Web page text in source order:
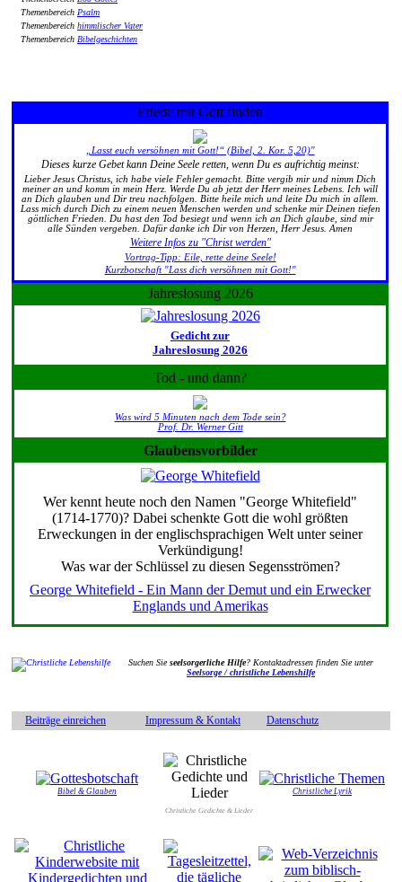
Themenbereich Psalm
Themenbereich himmlischer Vater
Themenbereich Bibelgeschichten
Friede mit Gott finden
„Lasst euch versöhnen mit Gott!“ (Bibel, 2. Kor. 5,20)"
Dieses kurze Gebet kann Deine Seele retten, wenn Du es aufrichtig meinst:
Lieber Jesus Christus, ich habe viele Fehler gemacht. Bitte vergib mir und nimm Dich
meiner an und komm in mein Herz. Werde Du ab jetzt der Herr meines Lebens. Ich will
an Dich glauben und Dir treu nachfolgen. Bitte heile mich und leite Du mich in allem.
Lass mich durch Dich zu einem neuen Menschen werden und schenke mir Deinen tiefen
göttlichen Frieden. Du hast den Tod besiegt und wenn ich an Dich glaube, sind mir
alle Sünden vergeben. Dafür danke ich Dir von Herzen, Herr Jesus. Amen
Weitere Infos zu "Christ werden"
Vortrag-Tipp: Eile, rette deine Seele!
Kurzbotschaft "Lass dich versöhnen mit Gott!"
Jahreslosung 2026
Gedicht zur
Jahreslosung 2026
Tod - und dann?
Was wird 5 Minuten nach dem Tode sein?
Prof. Dr. Werner Gitt
Glaubensvorbilder
Wer kennt heute noch den Namen "George Whitefield"
(1714-1770)? Dabei schenkte Gott die wohl größten
Erweckungen in der englischsprachigen Welt unter seiner
Verkündigung!
Was war der Schlüssel zu diesen Segensströmen?
George Whitefield - Ein Mann der Demut und ein Erwecker
Englands und Amerikas
Suchen Sieseelsorgerliche Hilfe? Kontaktadressen finden Sie unter
Seelsorge / christliche Lebenshilfe
Beiträge einreichen Impressum & Kontakt Datenschutz
Bibel & Glauben
Christliche Gedichte & Lieder
Christliche Lyrik